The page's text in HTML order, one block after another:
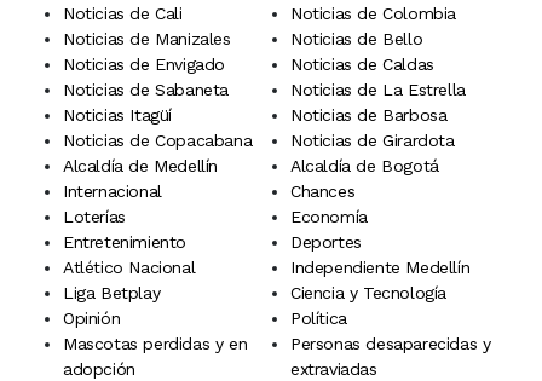
Noticias de Cali
Noticias de Colombia
Noticias de Manizales
Noticias de Bello
Noticias de Envigado
Noticias de Caldas
Noticias de Sabaneta
Noticias de La Estrella
Noticias Itagüí
Noticias de Barbosa
Noticias de Copacabana
Noticias de Girardota
Alcaldía de Medellín
Alcaldía de Bogotá
Internacional
Chances
Loterías
Economía
Entretenimiento
Deportes
Atlético Nacional
Independiente Medellín
Liga Betplay
Ciencia y Tecnología
Opinión
Política
Mascotas perdidas y en
adopción
Personas desaparecidas y
extraviadas